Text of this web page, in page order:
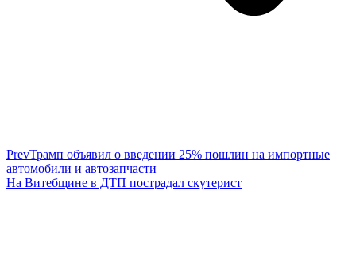
PrevТрамп объявил о введении 25% пошлин на импортные
автомобили и автозапчасти
На Витебщине в ДТП пострадал скутерист